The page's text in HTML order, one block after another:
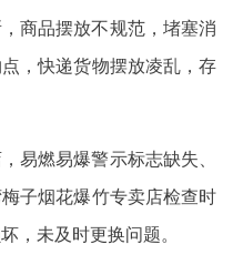
商品摆放不规范，堵塞消
，快递货物摆放凌乱，存
易燃易爆警示标志缺失、
子烟花爆竹专卖店检查时
，未及时更换问题。